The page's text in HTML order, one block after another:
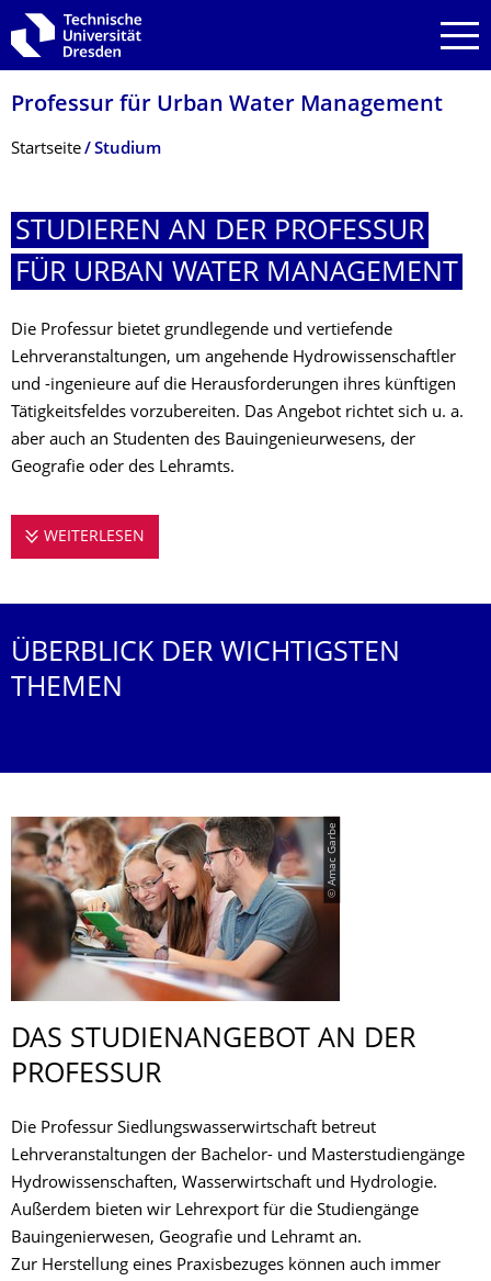
Zur Hauptnavigation springen
Zur Suche springen
Zum Inhalt springen
Professur für Urban Water Management
Breadcrumb-Menü
Startseite Studium
STUDIEREN AN DER PROFESSUR
FÜR URBAN WATER MANAGEMENT
Die Professur bietet grundlegende und vertiefende
Lehrveranstaltungen, um angehende Hydrowissenschaftler
und -ingenieure auf die Herausforderungen ihres künftigen
Tätigkeitsfeldes vorzubereiten. Das Angebot richtet sich u. a.
aber auch an Studenten des Bauingenieurwesens, der
Geografie oder des Lehramts.
WEITERLESEN
ÜBERBLICK DER WICHTIGSTEN
THEMEN
© Amac Garbe
DAS STUDIENANGEBOT AN DER
PROFESSUR
Die Professur Siedlungswasserwirtschaft betreut
Lehrveranstaltungen der Bachelor- und Masterstudiengänge
Hydrowissenschaften, Wasserwirtschaft und Hydrologie.
Außerdem bieten wir Lehrexport für die Studiengänge
Bauingenierwesen, Geografie und Lehramt an.
Zur Herstellung eines Praxisbezuges können auch immer